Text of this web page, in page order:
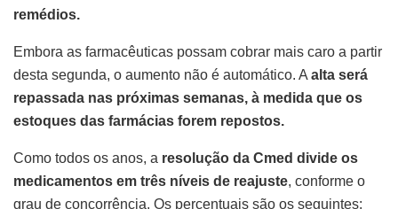
remédios.
Embora as farmacêuticas possam cobrar mais caro a partir
desta segunda, o aumento não é automático. A alta será
repassada nas próximas semanas, à medida que os
estoques das farmácias forem repostos.
Como todos os anos, a resolução da Cmed divide os
medicamentos em três níveis de reajuste, conforme o
grau de concorrência. Os percentuais são os seguintes: